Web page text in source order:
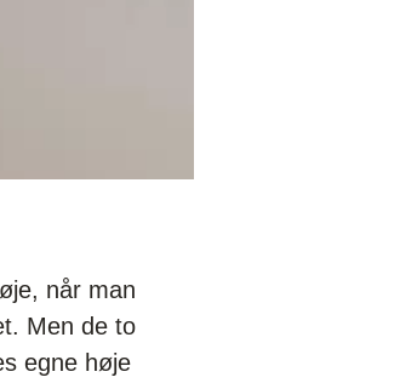
når man
Men de to
egne høje